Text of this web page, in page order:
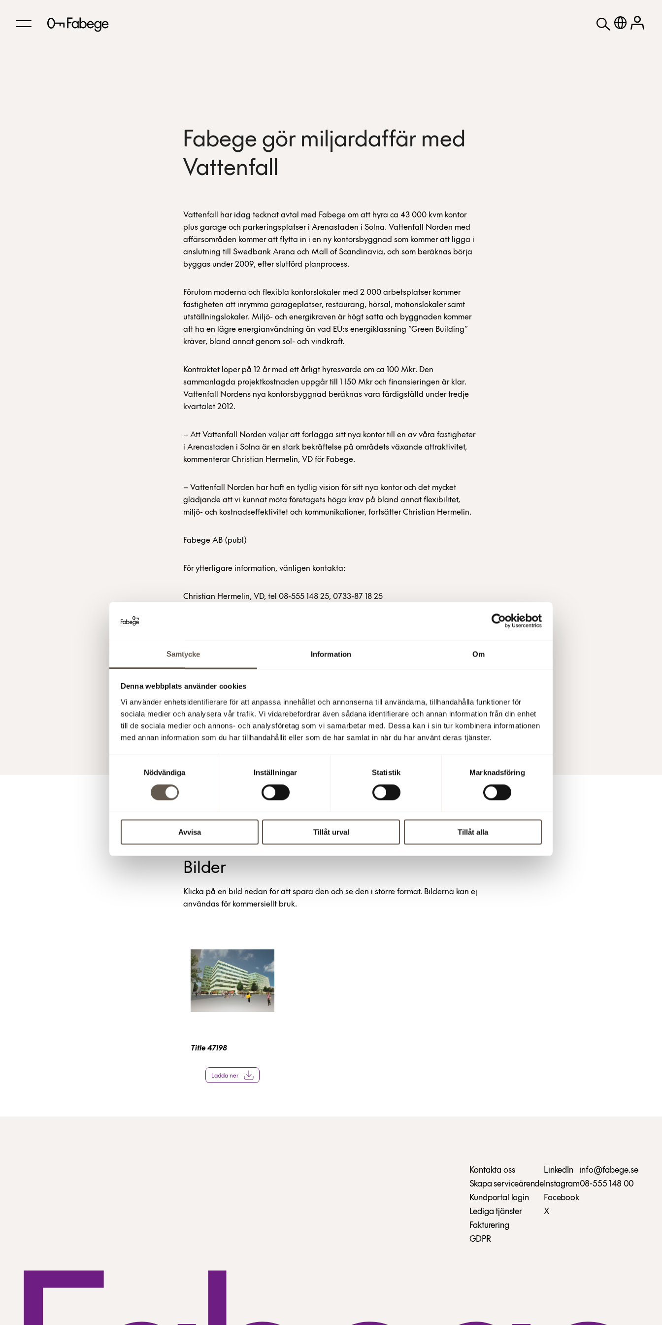
Samtycke Information Om
Denna webbplats använder cookies
Vi använder enhetsidentifierare för att anpassa innehållet och annonserna till användarna, tillhandahålla funktioner för
sociala medier och analysera vår trafik. Vi vidarebefordrar även sådana identifierare och annan information från din enhet
till de sociala medier och annons- och analysföretag som vi samarbetar med. Dessa kan i sin tur kombinera informationen
med annan information som du har tillhandahållit eller som de har samlat in när du har använt deras tjänster.
Nödvändiga
Inställningar Statistik Marknadsföring
Avvisa Tillåt urval Tillåt alla
Fabege gör miljardaffär med
Vattenfall
Vattenfall har idag tecknat avtal med Fabege om att hyra ca 43 000 kvm kontor
plus garage och parkeringsplatser i Arenastaden i Solna. Vattenfall Norden med
affärsområden kommer att flytta in i en ny kontorsbyggnad som kommer att ligga i
anslutning till Swedbank Arena och Mall of Scandinavia, och som beräknas börja
byggas under 2009, efter slutförd planprocess.
Förutom moderna och flexibla kontorslokaler med 2 000 arbetsplatser kommer
fastigheten att inrymma garageplatser, restaurang, hörsal, motionslokaler samt
utställningslokaler. Miljö- och energikraven är högt satta och byggnaden kommer
att ha en lägre energianvändning än vad EU:s energiklassning ”Green Building”
kräver, bland annat genom sol- och vindkraft.
Kontraktet löper på 12 år med ett årligt hyresvärde om ca 100 Mkr. Den
sammanlagda projektkostnaden uppgår till 1 150 Mkr och finansieringen är klar.
Vattenfall Nordens nya kontorsbyggnad beräknas vara färdigställd under tredje
kvartalet 2012.
– Att Vattenfall Norden väljer att förlägga sitt nya kontor till en av våra fastigheter
i Arenastaden i Solna är en stark bekräftelse på områdets växande attraktivitet,
kommenterar Christian Hermelin, VD för Fabege.
– Vattenfall Norden har haft en tydlig vision för sitt nya kontor och det mycket
glädjande att vi kunnat möta företagets höga krav på bland annat flexibilitet,
miljö- och kostnadseffektivitet och kommunikationer, fortsätter Christian Hermelin.
Fabege AB (publ)
För ytterligare information, vänligen kontakta:
Christian Hermelin, VD, tel 08-555 148 25, 0733-87 18 25
Mats Berg, informationschef, tel 08-555 148 20, 0733-87 18 20
med finansiella instrument. Informationen lämnades för offentliggörande kl 14:00
den 14 januari 2009.
Ladda ner pressmeddelandet (PDF)
Bilder
Klicka på en bild nedan för att spara den och se den i större format. Bilderna kan ej
användas för kommersiellt bruk.
Title 47198
Ladda ner
Kontakta oss
Skapa serviceärende
Kundportal login
Lediga tjänster
Fakturering
GDPR
LinkedIn
Instagram
Facebook
X
info@fabege.se
08-555 148 00